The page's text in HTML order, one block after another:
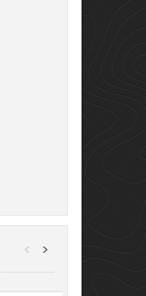
>
<